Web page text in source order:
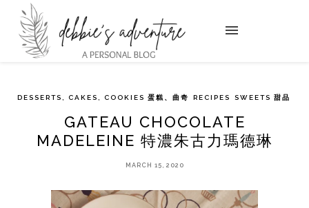
DESSERTS, CAKES, COOKIES 蛋糕、曲奇 RECIPES SWEETS 甜品
GATEAU CHOCOLATE
MADELEINE 特濃朱古力瑪德琳
MARCH 15, 2020